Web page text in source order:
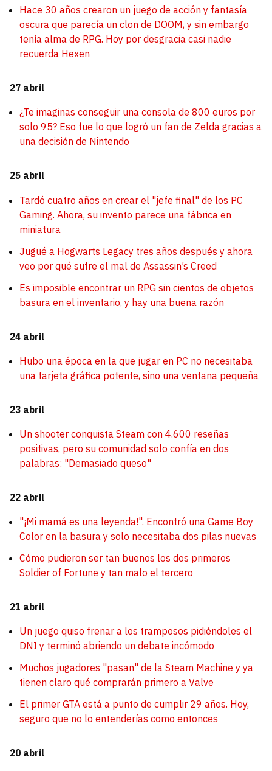
Hace 30 años crearon un juego de acción y fantasía
oscura que parecía un clon de DOOM, y sin embargo
tenía alma de RPG. Hoy por desgracia casi nadie
recuerda Hexen
27 abril
¿Te imaginas conseguir una consola de 800 euros por
solo 95? Eso fue lo que logró un fan de Zelda gracias a
una decisión de Nintendo
25 abril
Tardó cuatro años en crear el "jefe final" de los PC
Gaming. Ahora, su invento parece una fábrica en
miniatura
Jugué a Hogwarts Legacy tres años después y ahora
veo por qué sufre el mal de Assassin’s Creed
Es imposible encontrar un RPG sin cientos de objetos
basura en el inventario, y hay una buena razón
24 abril
Hubo una época en la que jugar en PC no necesitaba
una tarjeta gráfica potente, sino una ventana pequeña
23 abril
Un shooter conquista Steam con 4.600 reseñas
positivas, pero su comunidad solo confía en dos
palabras: "Demasiado queso"
22 abril
"¡Mi mamá es una leyenda!". Encontró una Game Boy
Color en la basura y solo necesitaba dos pilas nuevas
Cómo pudieron ser tan buenos los dos primeros
Soldier of Fortune y tan malo el tercero
21 abril
Un juego quiso frenar a los tramposos pidiéndoles el
DNI y terminó abriendo un debate incómodo
Muchos jugadores "pasan" de la Steam Machine y ya
tienen claro qué comprarán primero a Valve
El primer GTA está a punto de cumplir 29 años. Hoy,
seguro que no lo entenderías como entonces
20 abril